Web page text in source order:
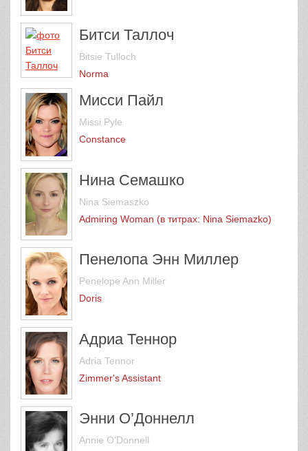
Битси Таллоч
Bitsie Tulloch
Norma
Мисси Пайл
Missi Pyle
Constance
Нина Семашко
Nina Siemaszko
Admiring Woman (в титрах: Nina Siemazko)
Пенелопа Энн Миллер
Penelope Ann Miller
Doris
Адриа Теннор
Adria Tennor
Zimmer's Assistant
Энни О’Доннелл
Annie O'Donnell